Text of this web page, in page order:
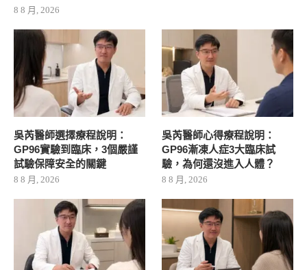
8 8 月, 2026
吳芮醫師選擇療程說明：
GP96實驗到臨床，3個嚴謹
試驗保障安全的關鍵
8 8 月, 2026
吳芮醫師心得療程說明：
GP96漸凍人症3大臨床試
驗，為何還沒進入人體？
8 8 月, 2026